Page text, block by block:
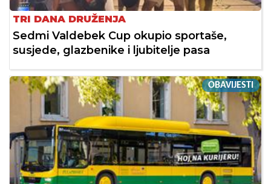
TRI DANA DRUŽENJA
Sedmi Valdebek Cup okupio sportaše,
susjede, glazbenike i ljubitelje pasa
OBAVIJESTI